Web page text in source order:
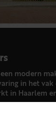
een modern
in het
in Haarlem